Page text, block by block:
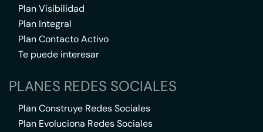
Plan Visibilidad
Plan Integral
Plan Contacto Activo
Te puede interesar
PLANES REDES SOCIALES
Plan Construye Redes Sociales
Plan Evoluciona Redes Sociales